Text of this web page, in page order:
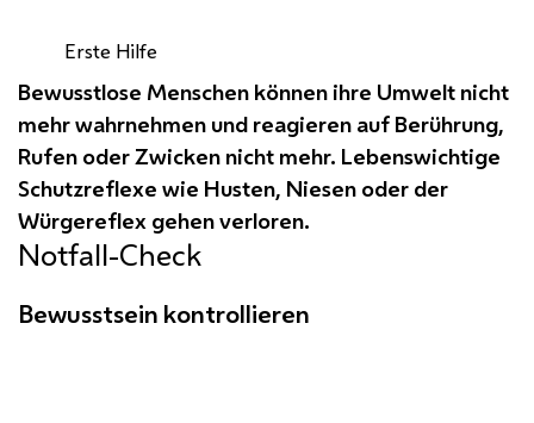
Erste Hilfe
Bewusstlose Menschen können ihre Umwelt nicht
mehr wahrnehmen und reagieren auf Berührung,
Rufen oder Zwicken nicht mehr. Lebenswichtige
Schutzreflexe wie Husten, Niesen oder der
Würgereflex gehen verloren.
Notfall-Check
Bewusstsein kontrollieren